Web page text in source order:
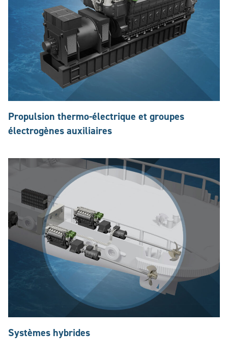
Propulsion thermo-électrique et groupes
électrogènes auxiliaires
Systèmes hybrides